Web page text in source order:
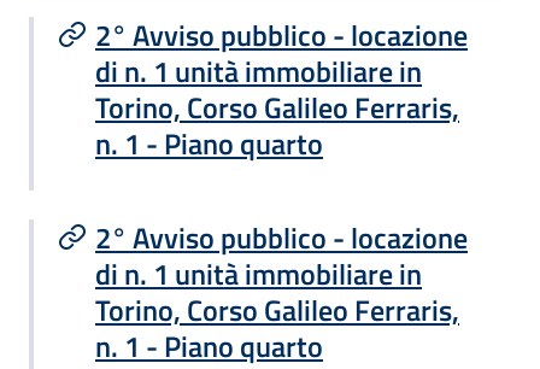
2° Avviso pubblico - locazione
di n. 1 unità immobiliare in
Torino, Corso Galileo Ferraris,
n. 1 - Piano quarto
2° Avviso pubblico - locazione
di n. 1 unità immobiliare in
Torino, Corso Galileo Ferraris,
n. 1 - Piano quarto